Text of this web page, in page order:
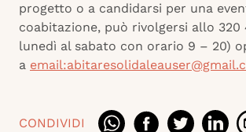
progetto o a candidarsi per una
coabitazione, può rivolgersi allo 320
lunedì al sabato con orario 9 – 20)
a
CONDIVIDI